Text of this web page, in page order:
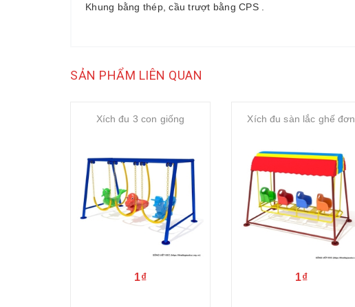
Khung bằng thép, cầu trượt bằng CPS .
SẢN PHẨM LIÊN QUAN
Xích đu 3 con giống
1₫
Xích đu sàn lắc ghế đơn
1₫